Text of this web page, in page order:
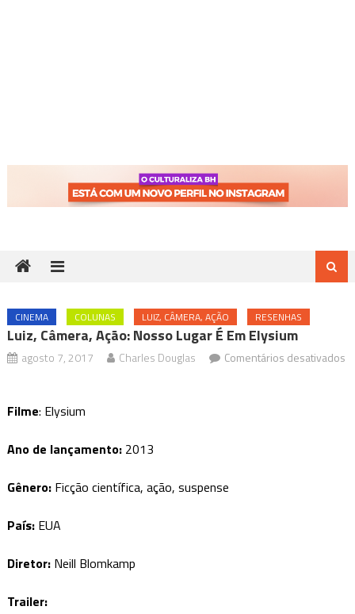
CINEMA COLUNAS LUIZ, CÂMERA, AÇÃO RESENHAS
Luiz, Câmera, Ação: Nosso Lugar É Em Elysium
agosto 7, 2017 Charles Douglas
Comentários desativados
Câmera,
Nosso
é
Filme: Elysium
Ano de lançamento:2013
Gênero:Ficção científica, ação, suspense
País: EUA
Diretor:Neill Blomkamp
Trailer: